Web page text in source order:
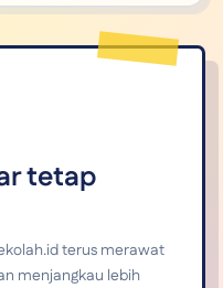
tetap
terus merawat
menjangkau lebih